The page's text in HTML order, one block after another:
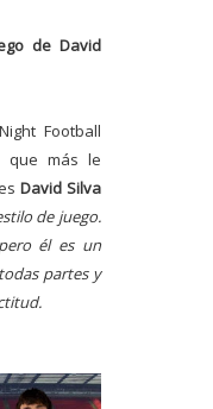
de David
Football
que más le
David Silva
de juego.
él es un
partes y